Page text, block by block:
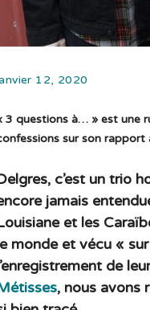
12, 2020
3 questions à… » est une
sur son rapport
c’est un trio
jamais
et les
monde et vécu «
de
, nous avons